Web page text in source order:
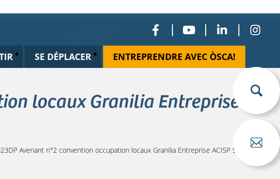
SE DÉPLACER ENTREPRENDRE AVEC ÒSCA!
locaux Granilia Entreprise
Avenant n°2 convention occupation locaux Granilia Entreprise ACISP Santé